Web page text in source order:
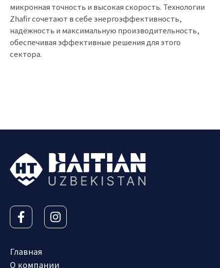
микронная точность и высокая скорость. Технологии
Zhafir сочетают в себе энергоэффективность,
надёжность и максимальную производительность,
обеспечивая эффективные решения для этого
сектора.
Главная
О компании